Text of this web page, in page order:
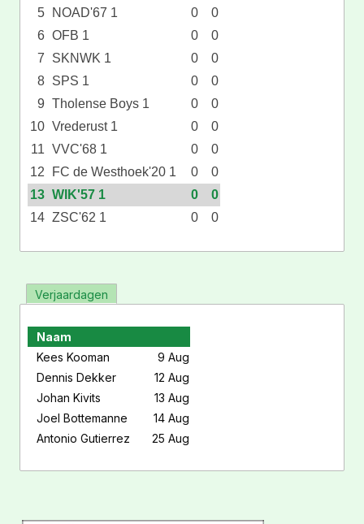
5
NOAD'67 1 0
0
6 OFB 1 0
0
7
SKNWK 1 0
0
8 SPS 1 0
0
9 Tholense Boys 1 0
0
10 Vrederust 1 0
0
11 VVC'68 1 0
0
12
FC de Westhoek'20 1 0
0
13 WIK'57 1 0
0
14 ZSC'62 1 0 0
Verjaardagen
Naam
Kees Kooman
9 Aug
Dennis Dekker
12 Aug
Johan Kivits
13 Aug
Joel Bottemanne
14 Aug
Antonio Gutierrez
25 Aug